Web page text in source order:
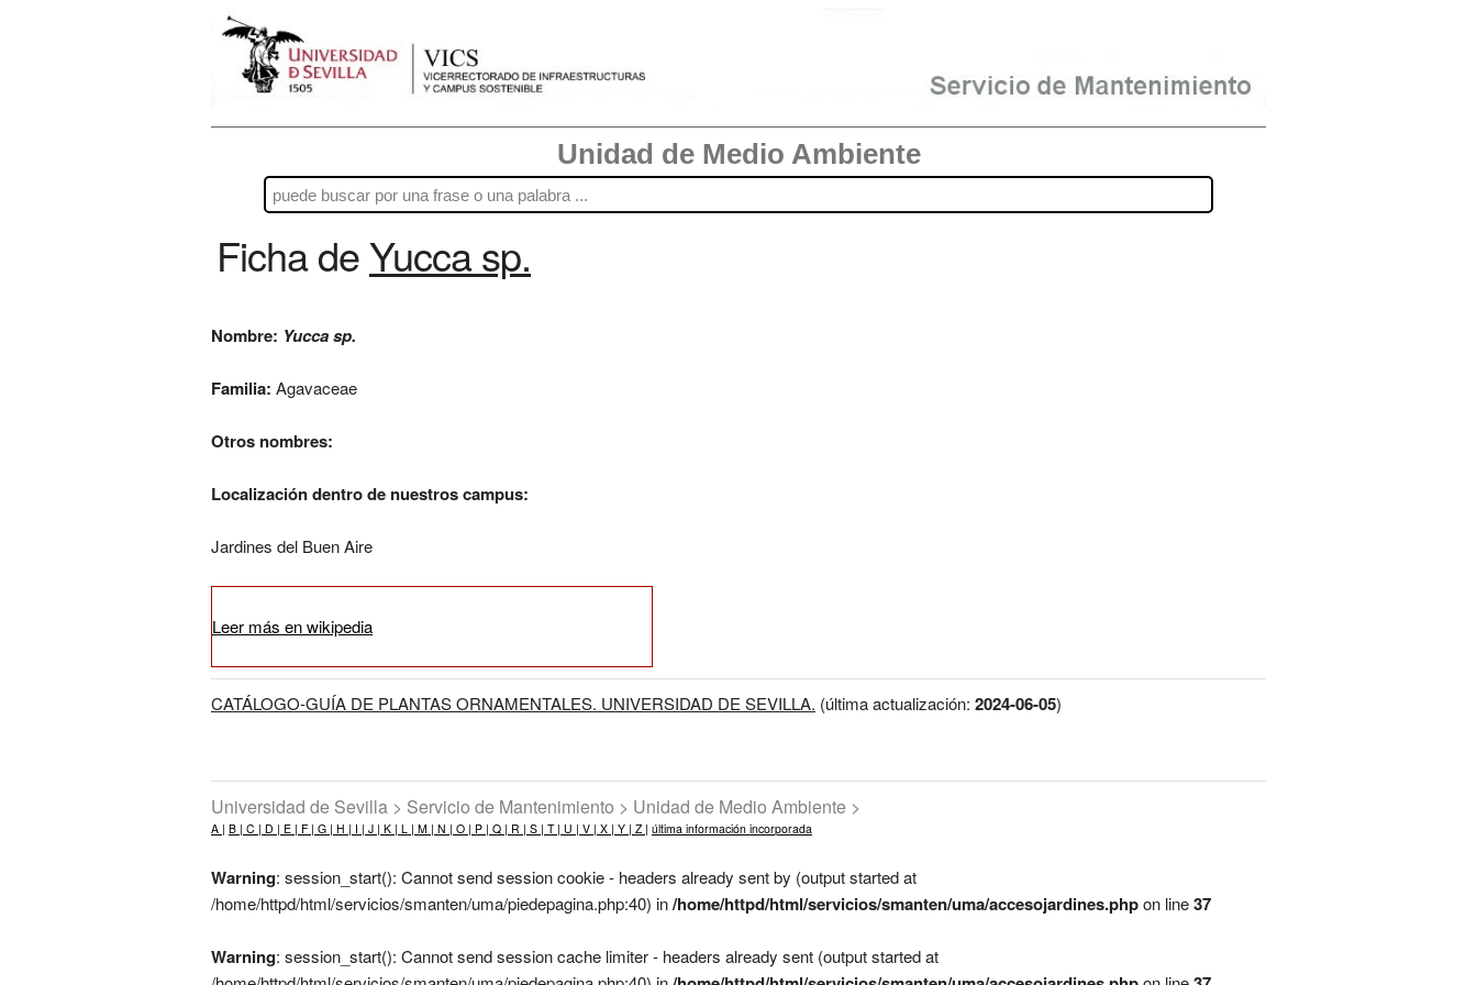
Unidad de Medio Ambiente
Ficha deYucca sp.
Nombre: Yucca sp.
Familia: Agavaceae
Otros nombres:
Localización dentro de nuestros campus:
Jardines del Buen Aire
Leer más en wikipedia
CATÁLOGO-GUÍA DE PLANTAS ORNAMENTALES. UNIVERSIDAD DE SEVILLA. (última actualización: 2024-06-05)
Universidad de Sevilla > Servicio de Mantenimiento > Unidad de Medio Ambiente >
A | B | C | D | E | F | G | H | I | J | K | L | M | N | O | P | Q | R | S | T | U | V | X | Y | Z | última información incorporada
Warning: session_start(): Cannot send session cookie - headers already sent by (output started at
/home/httpd/html/servicios/smanten/uma/piedepagina.php:40) in/home/httpd/html/servicios/smanten/uma/accesojardines.phpon line37
Warning: session_start(): Cannot send session cache limiter - headers already sent (output started at